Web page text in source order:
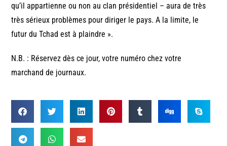
qu’il appartienne ou non au clan présidentiel – aura de très
très sérieux problèmes pour diriger le pays. A la limite, le
futur du Tchad est à plaindre ».
N.B. : Réservez dès ce jour, votre numéro chez votre
marchand de journaux.